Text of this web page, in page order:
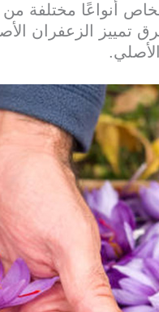
أنواعًا مختلفة
تمييز الزعفران